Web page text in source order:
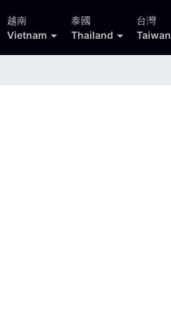
越南
Vietnam
泰國
Thailand
台灣
Taiwan